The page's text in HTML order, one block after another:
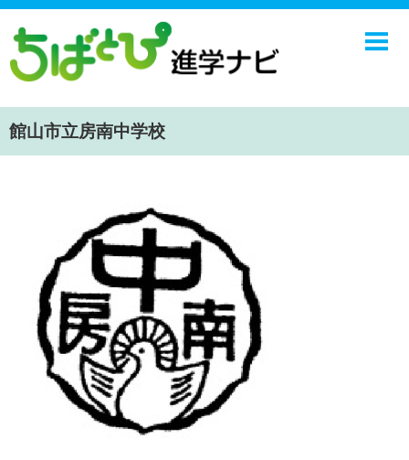
中学校
学校ニュース
エンジョイ！学園ライフ
ちばとぴ
館山市立房南中学校